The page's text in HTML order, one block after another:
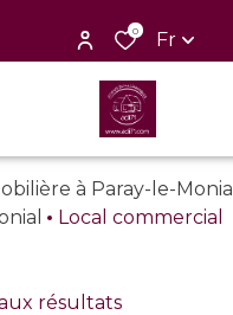
0 Fr
à Paray-le-Monial
Local commercial
résultats